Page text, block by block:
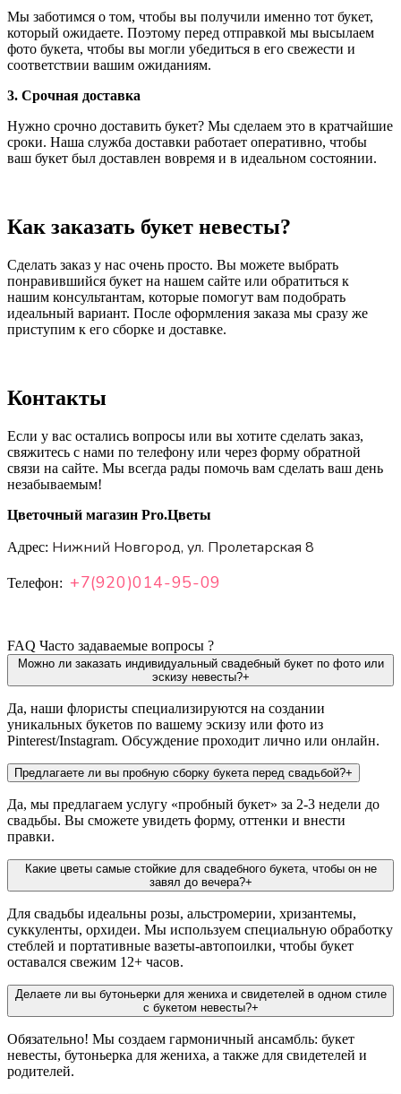
Мы заботимся о том, чтобы вы получили именно тот букет,
который ожидаете. Поэтому перед отправкой мы высылаем
фото букета, чтобы вы могли убедиться в его свежести и
соответствии вашим ожиданиям.
3. Срочная доставка
Нужно срочно доставить букет? Мы сделаем это в кратчайшие
сроки. Наша служба доставки работает оперативно, чтобы
ваш букет был доставлен вовремя и в идеальном состоянии.
Как заказать букет невесты?
Сделать заказ у нас очень просто. Вы можете выбрать
понравившийся букет на нашем сайте или обратиться к
нашим консультантам, которые помогут вам подобрать
идеальный вариант. После оформления заказа мы сразу же
приступим к его сборке и доставке.
Контакты
Если у вас остались вопросы или вы хотите сделать заказ,
свяжитесь с нами по телефону или через форму обратной
связи на сайте. Мы всегда рады помочь вам сделать ваш день
незабываемым!
Цветочный магазин Pro.Цветы
Адрес: Нижний Новгород, ул. Пролетарская 8
Телефон: +7(920)014-95-09
FAQ Часто задаваемые вопросы ?
Можно ли заказать индивидуальный свадебный букет по фото или
эскизу невесты?+
Да, наши флористы специализируются на создании
уникальных букетов по вашему эскизу или фото из
Pinterest/Instagram. Обсуждение проходит лично или онлайн.
Предлагаете ли вы пробную сборку букета перед свадьбой?+
Да, мы предлагаем услугу «пробный букет» за 2-3 недели до
свадьбы. Вы сможете увидеть форму, оттенки и внести
правки.
Какие цветы самые стойкие для свадебного букета, чтобы он не
завял до вечера?+
Для свадьбы идеальны розы, альстромерии, хризантемы,
суккуленты, орхидеи. Мы используем специальную обработку
стеблей и портативные вазеты-автопоилки, чтобы букет
оставался свежим 12+ часов.
Делаете ли вы бутоньерки для жениха и свидетелей в одном стиле
с букетом невесты?+
Обязательно! Мы создаем гармоничный ансамбль: букет
невесты, бутоньерка для жениха, а также для свидетелей и
родителей.